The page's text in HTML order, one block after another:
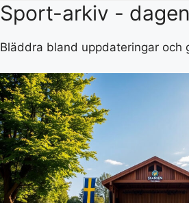
Sport-arkiv -
Bläddra bland uppdateringar och